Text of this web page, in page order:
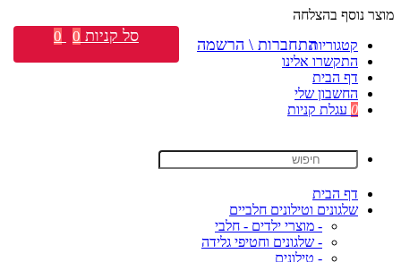
מוצר נוסף בהצלחה
קטגוריות
התקשרו אלינו
דף הבית
החשבון שלי
0 עגלת קניות
דף הבית
שלגונים וטילונים חלביים
- מוצרי ילדים - חלבי
- שלגונים וחטיפי גלידה
- טילונים
התחברות \ הרשמה סל קניות 0
0